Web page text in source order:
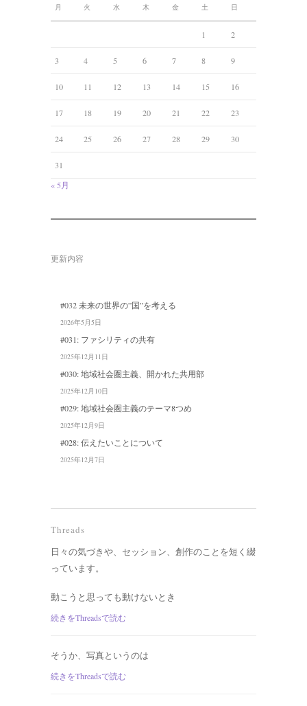
月 火 水 木 金 土 日
1 2
3 4 5 6 7 8 9
10 11 12 13 14 15 16
17 18 19 20 21 22 23
24 25 26 27 28 29 30
31
« 5月
更新内容
#032 未来の世界の”国”を考える
2026年5月5日
#031: ファシリティの共有
2025年12月11日
#030: 地域社会圏主義、開かれた共用部
2025年12月10日
#029: 地域社会圏主義のテーマ8つめ
2025年12月9日
#028: 伝えたいことについて
2025年12月7日
Threads
日々の気づきや、セッション、創作のことを短く綴
っています。
動こうと思っても動けないとき
続きをThreadsで読む
そうか、写真というのは
続きをThreadsで読む